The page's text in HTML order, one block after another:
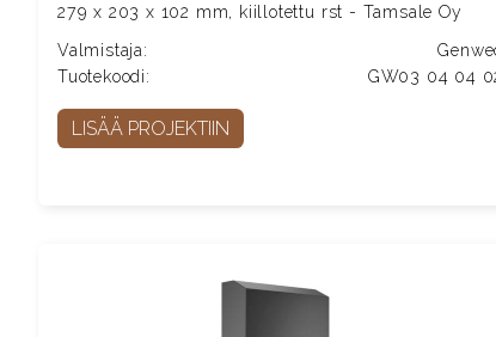
279 x 203 x 102 mm, kiillotettu rst - Tamsale Oy
Valmistaja:
Tuotekoodi:
GW03 04 04
LISÄÄ PROJEKTIIN